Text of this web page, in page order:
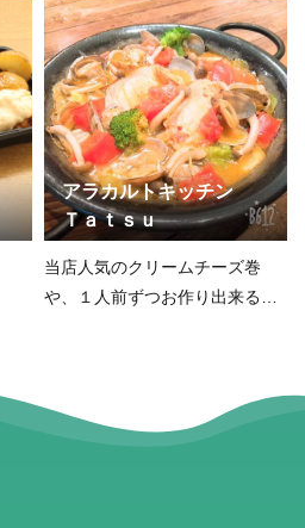
アラカルトキッチン
Ｔａｔｓｕ
当店人気のクリームチーズ巻
や、１人前ずつお作り出来るオ